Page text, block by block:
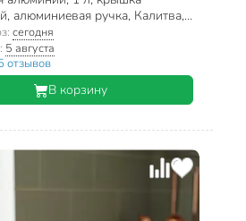
алюминиевая ручка, Калитва,
сегодня
5 августа
отзывов
В корзину